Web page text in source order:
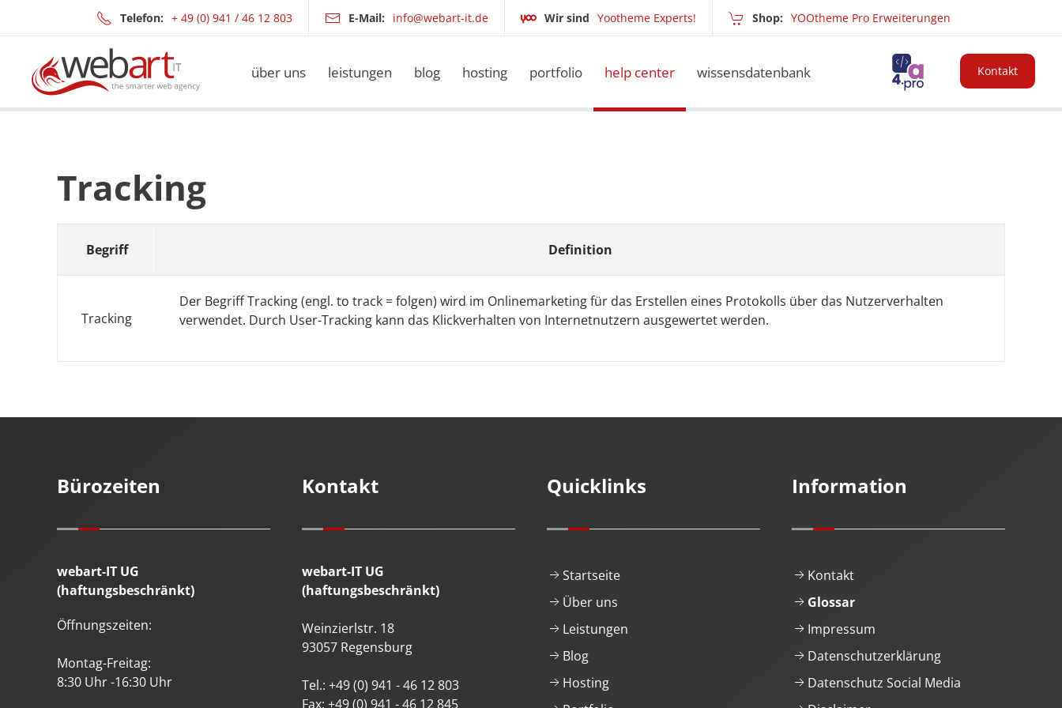
Zum Hauptinhalt springen
Telefon: + 49 (0) 941 / 46 12 803 E-Mail: info@webart-it.de Wir sind Yootheme Experts! Shop: YOOtheme Pro Erweiterungen
über uns leistungen blog hosting portfolio help center wissensdatenbank Kontakt
Tracking
Begriff Definition
Tracking
Der Begriff Tracking (engl. to track = folgen) wird im Onlinemarketing für das Erstellen eines Protokolls über das Nutzerverhalten
verwendet. Durch User-Tracking kann das Klickverhalten von Internetnutzern ausgewertet werden.
Bürozeiten
webart-IT UG
(haftungsbeschränkt)
Öffnungszeiten:
Montag-Freitag:
8:30 Uhr -16:30 Uhr
Kontakt
webart-IT UG
(haftungsbeschränkt)
Weinzierlstr. 18
93057 Regensburg
Tel.: +49 (0) 941 - 46 12 803
Fax: +49 (0) 941 - 46 12 845
Quicklinks
Startseite
Über uns
Leistungen
Blog
Hosting
Information
Kontakt
Glossar
Impressum
Datenschutzerklärung
Datenschutz Social Media